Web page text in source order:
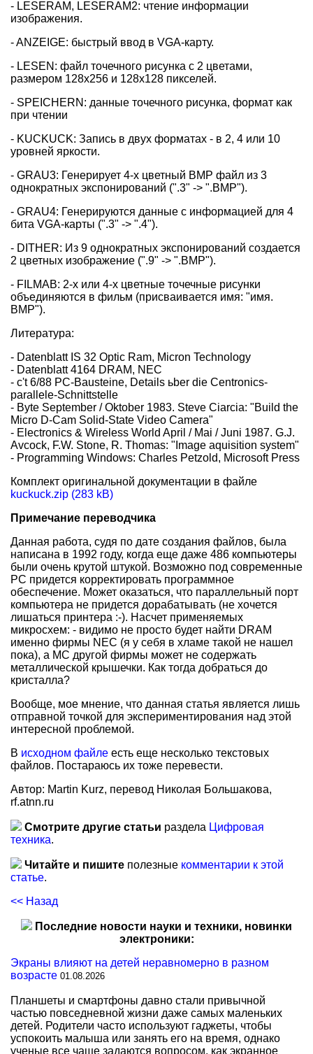
- LESERAM, LESERAM2: чтение информации
изображения.
- ANZEIGE: быстрый ввод в VGA-карту.
- LESEN: файл точечного рисунка с 2 цветами,
размером 128х256 и 128х128 пикселей.
- SPEICHERN: данные точечного рисунка, формат как
при чтении
- KUCKUCK: Запись в двух форматах - в 2, 4 или 10
уровней яркости.
- GRAU3: Генерирует 4-х цветный BMP файл из 3
однократных экспонирований (".3" -> ".BMP").
- GRAU4: Генерируются данные с информацией для 4
бита VGA-карты (".3" -> ".4").
- DITHER: Из 9 однократных экспонирований создается
2 цветных изображение (".9" -> ".BMP").
- FILMAB: 2-х или 4-х цветные точечные рисунки
объединяются в фильм (присваивается имя: "имя.
BMP").
Литература:
- Datenblatt IS 32 Optic Ram, Micron Technology
- Datenblatt 4164 DRAM, NEC
- c't 6/88 PC-Bausteine, Details ьber die Centronics-
parallele-Schnittstelle
- Byte September / Oktober 1983. Steve Ciarcia: "Build the
Micro D-Cam Solid-State Video Camera"
- Electronics & Wireless World April / Mai / Juni 1987. G.J.
Avcock, F.W. Stone, R. Thomas: "Image aquisition system"
- Programming Windows: Charles Petzold, Microsoft Press
Комплект оригинальной документации в файле
kuckuck.zip (283 kB)
Примечание переводчика
Данная работа, судя по дате создания файлов, была
написана в 1992 году, когда еще даже 486 компьютеры
были очень крутой штукой. Возможно под современные
РС придется корректировать программное
обеспечение. Может оказаться, что параллельный порт
компьютера не придется дорабатывать (не хочется
лишаться принтера :-). Насчет применяемых
микросхем: - видимо не просто будет найти DRAM
именно фирмы NEC (я у себя в хламе такой не нашел
пока), а МС другой фирмы может не содержать
металлической крышечки. Как тогда добраться до
кристалла?
Вообще, мое мнение, что данная статья является лишь
отправной точкой для экспериментирования над этой
интересной проблемой.
В исходном файле есть еще несколько текстовых
файлов. Постараюсь их тоже перевести.
Автор: Martin Kurz, перевод Николая Большакова,
rf.atnn.ru
Смотрите другие статьи раздела Цифровая
техника.
Читайте и пишите полезные комментарии к этой
статье.
<< Назад
Последние новости науки и техники, новинки
электроники:
Экраны влияют на детей неравномерно в разном
возрасте 01.08.2026
Планшеты и смартфоны давно стали привычной
частью повседневной жизни даже самых маленьких
детей. Родители часто используют гаджеты, чтобы
успокоить малыша или занять его на время, однако
ученые все чаще задаются вопросом, как экранное